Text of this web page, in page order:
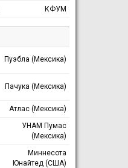
КФУМ
Пуэбла (Мексика)
Пачука (Мексика)
Атлас (Мексика)
УНАМ Пумас
(Мексика)
Миннесота
Юнайтед (США)